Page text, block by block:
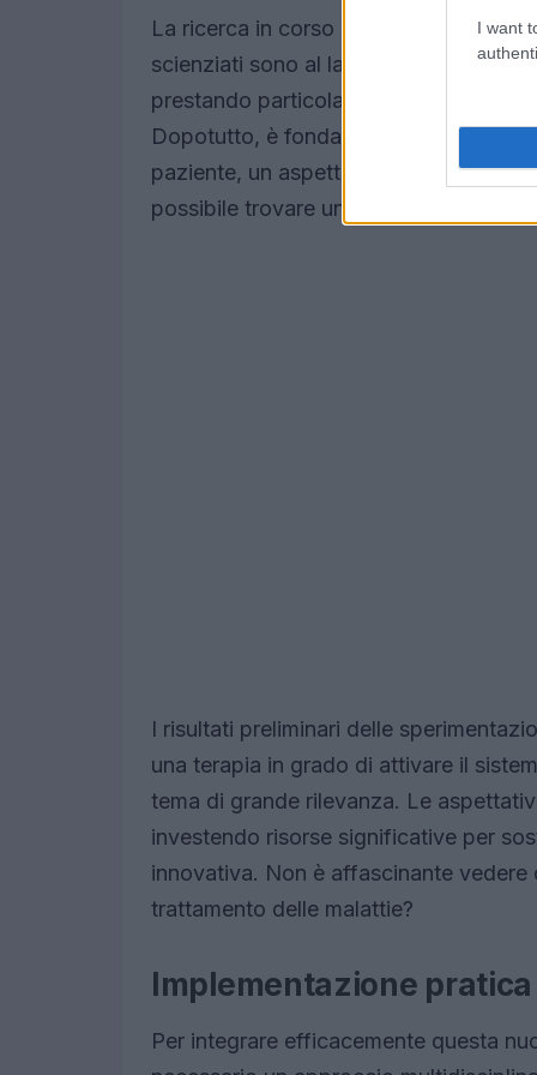
I want
La ricerca in corso ha già sollevato
scienziati sono al lavoro per
prestando particolare attenzione agli
Dopotutto, è fondamentale bilanciare
paziente, un aspetto cruciale nella
possibile trovare un equilibrio tra
I risultati preliminari delle
una terapia in grado di attivare il
tema di grande rilevanza. Le
investendo risorse significative per
innovativa. Non è affascinante
trattamento delle malattie?
Implementazione
Per integrare efficacemente questa